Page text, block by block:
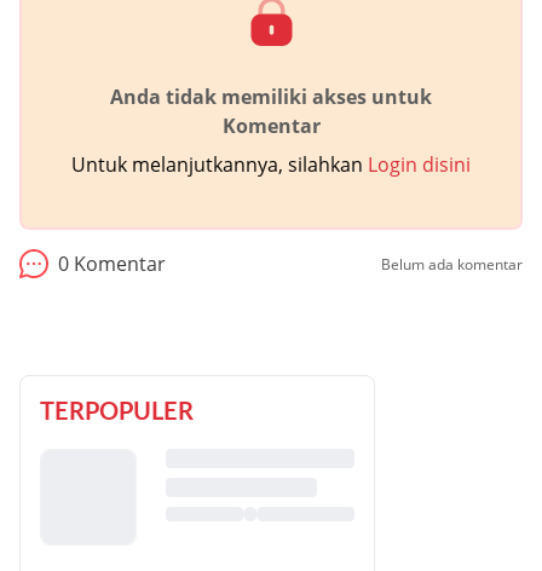
Anda tidak memiliki akses untuk
Komentar
Untuk melanjutkannya, silahkan Login disini
0 Komentar Belum ada komentar
TERPOPULER